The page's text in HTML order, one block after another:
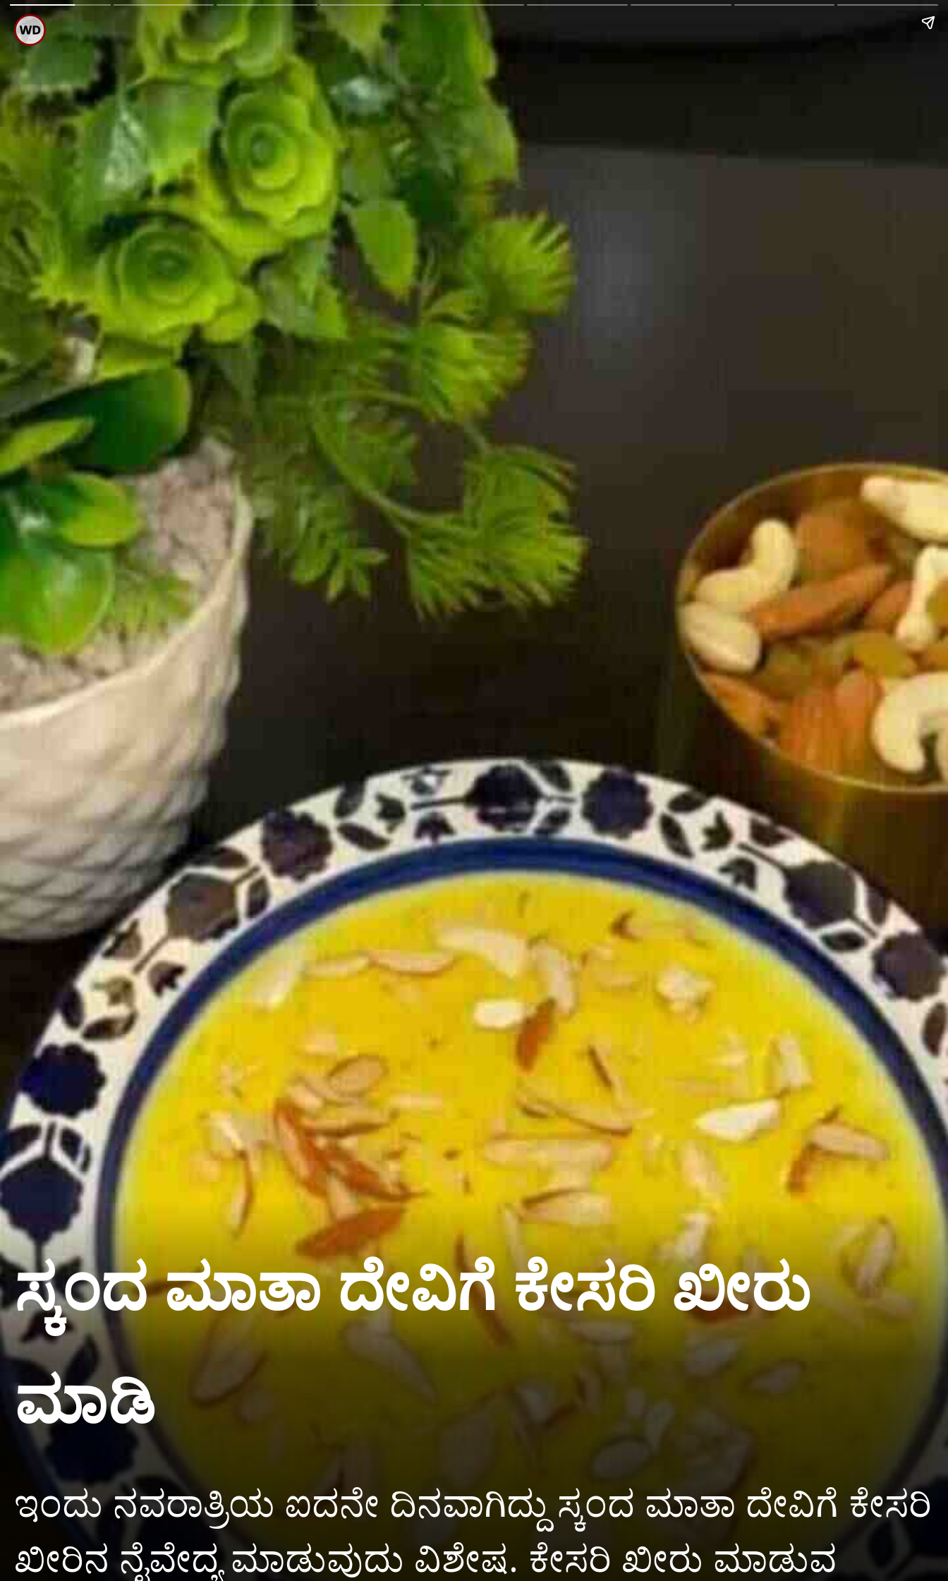
ಸ್ಕಂದ ಮಾತಾ ದೇವಿಗೆ ಕೇಸರಿ ಖೀರು
ಮಾಡಿ
ಇಂದು ನವರಾತ್ರಿಯ ಐದನೇ ದಿನವಾಗಿದ್ದು ಸ್ಕಂದ ಮಾತಾ ದೇವಿಗೆ ಕೇಸರಿ
ಖೀರಿನ ನೈವೇದ್ಯ ಮಾಡುವುದು ವಿಶೇಷ. ಕೇಸರಿ ಖೀರು ಮಾಡುವ